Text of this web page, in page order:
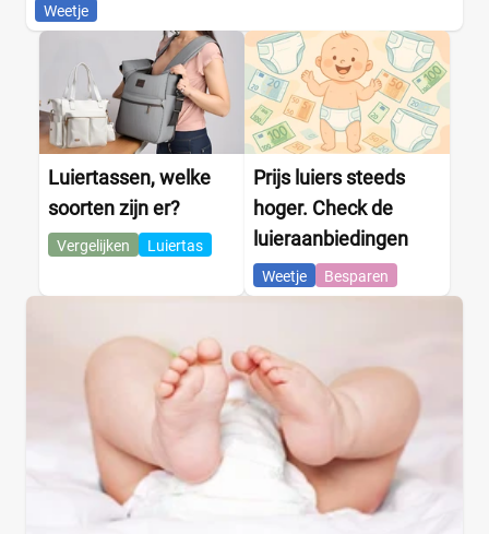
Weetje
Luiertassen, welke
soorten zijn er?
Vergelijken Luiertas
Prijs luiers steeds
hoger. Check de
luieraanbiedingen
Weetje Besparen